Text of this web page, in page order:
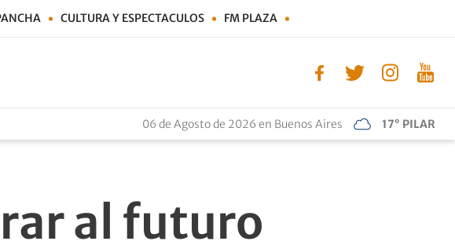
CULTURA Y ESPECTACULOS FM PLAZA
06 de Agosto de 2026 en Buenos Aires 17° PILAR
al futuro